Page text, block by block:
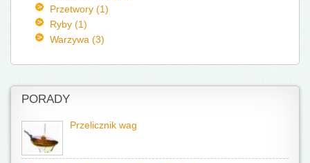
Przetwory (1)
Ryby (1)
Warzywa (3)
PORADY
Przelicznik wag